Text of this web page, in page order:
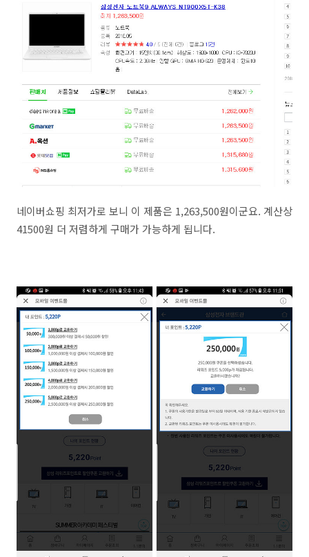
네이버쇼핑 최저가로 보니 이 제품은 1,263,500원이군요. 계산상
41500원 더 저렴하게 구매가 가능하게 됩니다.